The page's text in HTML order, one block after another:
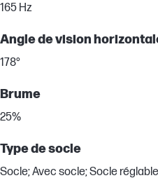
165 Hz
Angle de vision
178°
Brume
25%
Type de socle
Socle; Avec socle; Socle